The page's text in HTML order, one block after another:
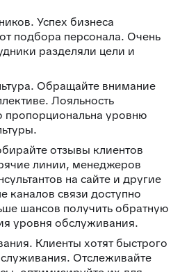
Успех бизнеса
подбора персонала. Очень
разделяли цели и
Обращайте внимание
Лояльность
пропорциональна уровню
отзывы клиентов
линии, менеджеров
на сайте и другие
каналов связи доступно
шансов получить обратную
уровня обслуживания.
Клиенты хотят быстрого
Отслеживайте